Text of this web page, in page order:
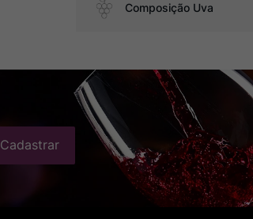
Composição Uva
Cadastrar